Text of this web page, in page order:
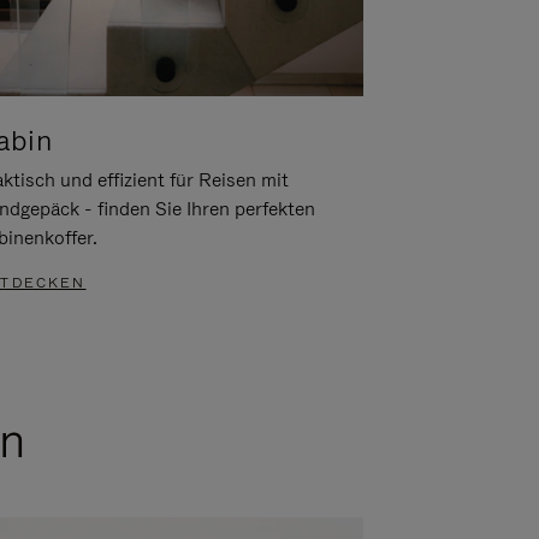
und effizient für Reisen mit
- finden Sie Ihren perfekten